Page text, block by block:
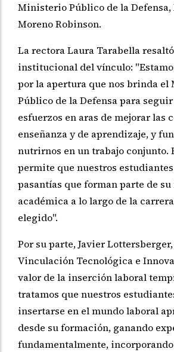
Ministerio Público de la Defensa,
Moreno Robinson.
La rectora Laura Tarabella
institucional del vínculo:
por la apertura que nos brinda
Público de la Defensa para
esfuerzos en aras de mejorar las
enseñanza y de aprendizaje, y
nutrirnos en un trabajo conjunto.
permite que nuestros
pasantías que forman parte de
académica a lo largo de la
elegido".
Por su parte, Javier
Vinculación Tecnológica e
valor de la inserción laboral
tratamos que nuestros
insertarse en el mundo laboral
desde su formación, ganando
fundamentalmente, incorporando